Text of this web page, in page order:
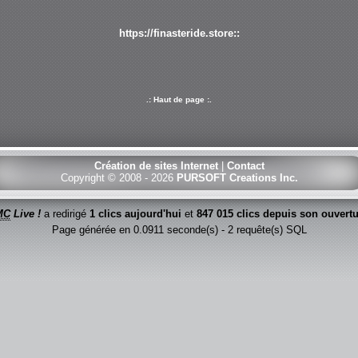
https://finasteride.store::
.: Haut de page :.
Création de sites Internet| Contact
Copyright © 2008 - 2026 PURSOFT Creations Inc.
Live !a redirigé1 clics aujourd'hui et847 015 clics depuis son
Page générée en 0.0911 seconde(s) - 2 requête(s) SQL